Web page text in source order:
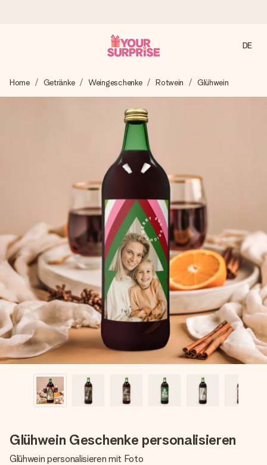
Wir bereiten dein Geschenk sorgfältig vor und schicken es
blitzschnell – damit du es genau zum richtigen Zeitpunkt
überreichen kannst, wenn es am meisten zählt.
4,8 (basierend auf +15.000 Bewertungen)
Unsere Geschenke begeistern. Kunden bewerten uns mit
4,8 bei Google Reviews (Gesamtergebnis aller Länder, in
Mit Liebe gemacht, im Handumdrehen
Erstelle etwas Einzigartiges in wenigen Schritten – mit
ihrem Namen, deinem Foto oder einer Nachricht von
Herzen. Kein Stress, nur pure Liebe für den perfekten
Moment.
DE
Home Getränke Weingeschenke Rotwein Glühwein
Glühwein Geschenke personalisieren
Glühwein personalisieren mit Foto